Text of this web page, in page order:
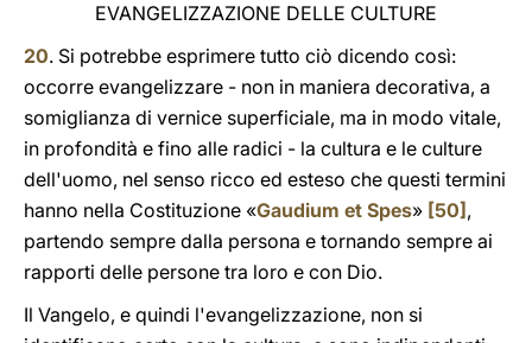
EVANGELIZZAZIONE DELLE CULTURE
20. Si potrebbe esprimere tutto ciò dicendo così:
occorre evangelizzare - non in maniera decorativa, a
somiglianza di vernice superficiale, ma in modo vitale,
in profondità e fino alle radici - la cultura e le culture
dell'uomo, nel senso ricco ed esteso che questi termini
hanno nella Costituzione «Gaudium et Spes» [50] ,
partendo sempre dalla persona e tornando sempre ai
rapporti delle persone tra loro e con Dio.
Il Vangelo, e quindi l'evangelizzazione, non si